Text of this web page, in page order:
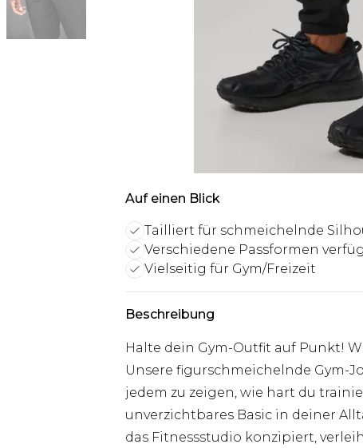
Auf einen Blick
Tailliert für schmeichelnde
Verschiedene Passformen
Vielseitig für Gym/Freizeit
Beschreibung
Halte dein Gym-Outfit auf Punkt!
Unsere figurschmeichelnde Gym-
jedem zu zeigen, wie hart du
unverzichtbares Basic in deiner
das Fitnessstudio konzipiert,